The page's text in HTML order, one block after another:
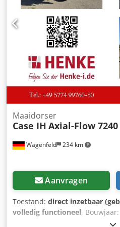
Crsdpeziwnbjfx Aguof
Bender / rugvormmachine
Instelbare roldraad Stabiele
Elektrische aandrijving
Toepassingen: productie van
boekbinderijen, drukkerijen,
van albums, catalogi en
Wagenfeld 234 km
Maaidorser
Case IH Axial-Flow 7240
Aanvragen
Toestand: direct inzetbaar
volledig functioneel, Bouwjaar:
366 kW (497,62 pk)